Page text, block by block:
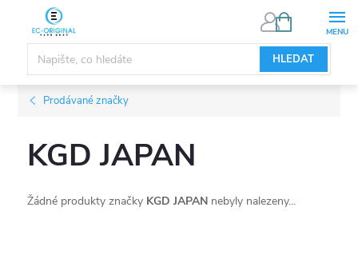
obsah
HLEDAT
NÁKUPNÍ
Prodávané značky
KGD JAPAN
Žádné produkty značky KGD JAPAN nebyly nalezeny...